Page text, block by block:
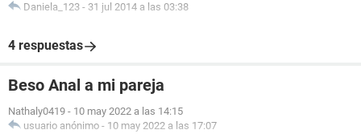
Daniela_123 - 31 jul 2014 a las 03:38
4 respuestas
Beso Anal a mi pareja
Nathaly0419 - 10 may 2022 a las 14:15
usuario anónimo - 10 may 2022 a las 17:07